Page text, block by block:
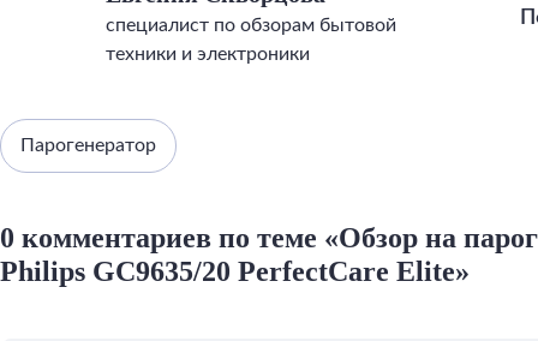
специалист по обзорам бытовой
техники и электроники
Парогенератор
0 комментариев по теме «Обзор на
Philips GC9635/20 PerfectCare Elite»